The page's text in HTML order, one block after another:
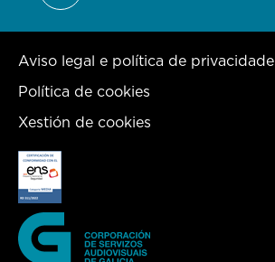
Aviso legal e política de privacidade
Política de cookies
Xestión de cookies